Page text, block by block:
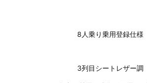
8人乗り乗用登録仕様
3列目シートレザー調